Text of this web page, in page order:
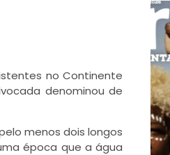
no Continente
denominou de
menos dois longos
época que a água